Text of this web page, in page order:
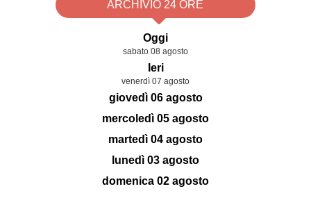
ARCHIVIO 24 ORE
Oggi
sabato 08 agosto
Ieri
venerdì 07 agosto
giovedì 06 agosto
mercoledì 05 agosto
martedì 04 agosto
lunedì 03 agosto
domenica 02 agosto